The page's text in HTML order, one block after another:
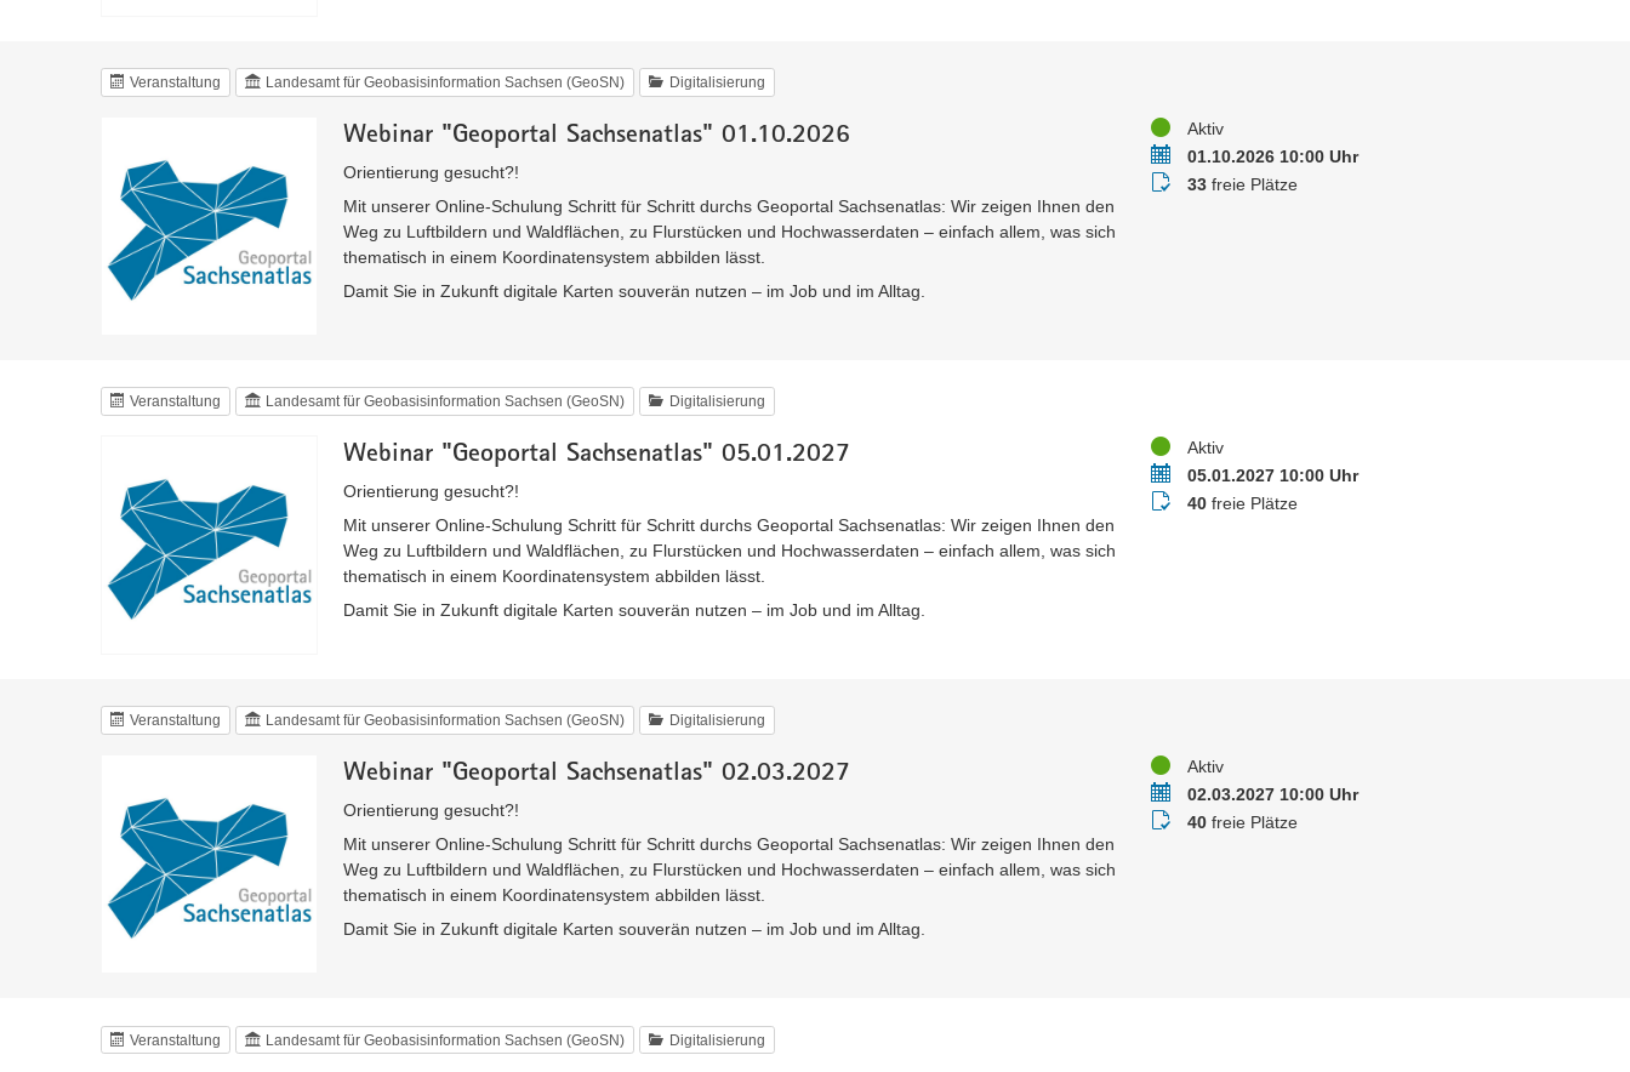
Veranstaltung Landesamt für Geobasisinformation Sachsen (GeoSN) Digitalisierung
Webinar "Geoportal Sachsenatlas" 01.10.2026
Orientierung gesucht?!
Mit unserer Online-Schulung Schritt für Schritt durchs Geoportal Sachsenatlas: Wir zeigen Ihnen den
Weg zu Luftbildern und Waldflächen, zu Flurstücken und Hochwasserdaten – einfach allem, was sich
thematisch in einem Koordinatensystem abbilden lässt.
Damit Sie in Zukunft digitale Karten souverän nutzen – im Job und im Alltag.
StatusAktiv
Termin01.10.2026 10:00 Uhr
Buchungsstatus
33 freie Plätze
Veranstaltung Landesamt für Geobasisinformation Sachsen (GeoSN) Digitalisierung
Webinar "Geoportal Sachsenatlas" 05.01.2027
Orientierung gesucht?!
Mit unserer Online-Schulung Schritt für Schritt durchs Geoportal Sachsenatlas: Wir zeigen Ihnen den
Weg zu Luftbildern und Waldflächen, zu Flurstücken und Hochwasserdaten – einfach allem, was sich
thematisch in einem Koordinatensystem abbilden lässt.
Damit Sie in Zukunft digitale Karten souverän nutzen – im Job und im Alltag.
StatusAktiv
Termin05.01.2027 10:00 Uhr
Buchungsstatus
40 freie Plätze
Veranstaltung Landesamt für Geobasisinformation Sachsen (GeoSN) Digitalisierung
Webinar "Geoportal Sachsenatlas" 02.03.2027
Orientierung gesucht?!
Mit unserer Online-Schulung Schritt für Schritt durchs Geoportal Sachsenatlas: Wir zeigen Ihnen den
Weg zu Luftbildern und Waldflächen, zu Flurstücken und Hochwasserdaten – einfach allem, was sich
thematisch in einem Koordinatensystem abbilden lässt.
Damit Sie in Zukunft digitale Karten souverän nutzen – im Job und im Alltag.
StatusAktiv
Termin02.03.2027 10:00 Uhr
Buchungsstatus
40 freie Plätze
Veranstaltung Landesamt für Geobasisinformation Sachsen (GeoSN) Digitalisierung